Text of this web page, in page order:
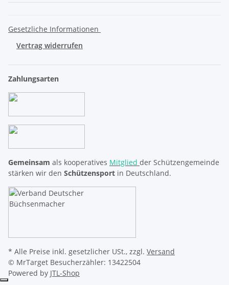
Gesetzliche Informationen
Vertrag widerrufen
Zahlungsarten
Gemeinsam als kooperatives Mitglied der Schützengemeinde
stärken wir den Schützensport in Deutschland.
* Alle Preise inkl. gesetzlicher USt., zzgl. Versand
© MrTarget Besucherzähler: 13422504
Powered by JTL-Shop